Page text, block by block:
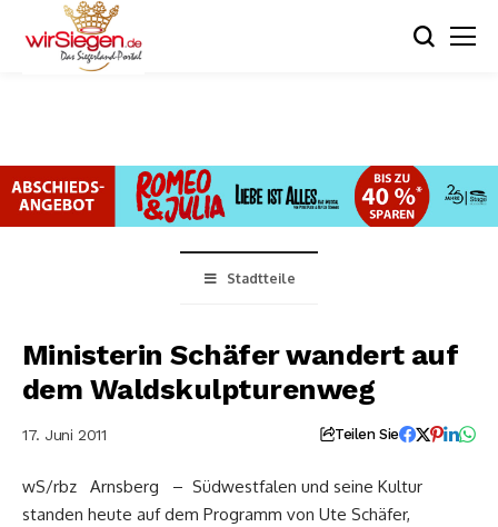
Stadtteile
Ministerin Schäfer wandert auf
dem Waldskulpturenweg
17. Juni 2011 Teilen Sie
wS/rbz Arnsberg – Südwestfalen und seine Kultur
standen heute auf dem Programm von Ute Schäfer,